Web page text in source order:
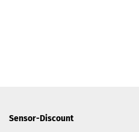
Sensor-Discount